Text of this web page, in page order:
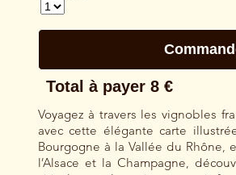
Voyagez à travers les vignobles
avec cette élégante carte
Bourgogne à la Vallée du Rhône,
l’Alsace et la Champagne,